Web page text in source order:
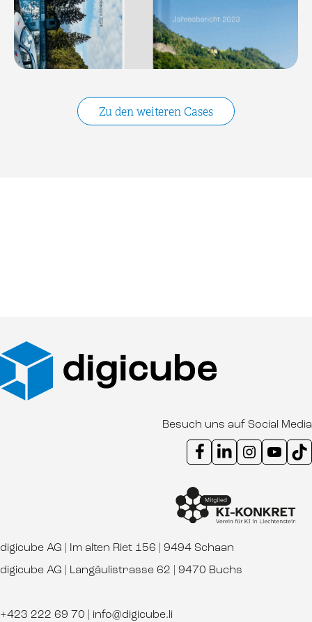
Zu den weiteren Cases
Besuch uns auf Social Media
Instagram Kanal digicube
Youtube Kanal
digicube AG | Im alten Riet 156 | 9494 Schaan
digicube AG | Langäulistrasse 62 | 9470 Buchs
+423 222 69 70 info@digicube.li